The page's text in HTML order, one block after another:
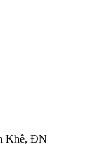
Khê, ĐN